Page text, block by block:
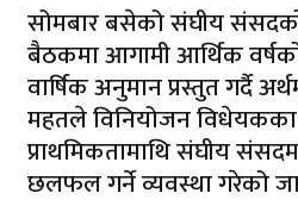
सोमबार बसेको संघीय
बैठकमा आगामी आर्थिक
वार्षिक अनुमान प्रस्तुत गर्दै
महतले विनियोजन विधेयकका
प्राथमिकतामाथि संघीय
छलफल गर्ने व्यवस्था गरेको